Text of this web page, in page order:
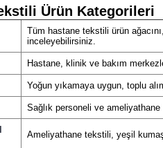
Ürün Kategorileri
Tüm hastane tekstili ürün
inceleyebilirsiniz.
Hastane, klinik ve bakım
Yoğun yıkamaya uygun, toplu
Sağlık personeli ve
Ameliyathane tekstili, yeşil